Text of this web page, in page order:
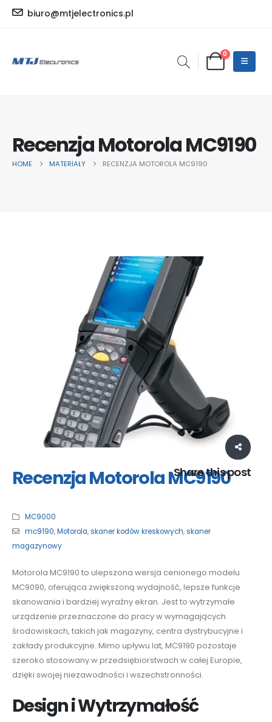
biuro@mtjelectronics.pl
0
Recenzja Motorola MC9190
HOME MATERIAŁY RECENZJA MOTOROLA MC9190
Share this post
Recenzja Motorola MC9190
MC9000
mc9190,Motorola,skaner kodów kreskowych,skaner
magazynowy
Motorola MC9190 to ulepszona wersja cenionego modelu
MC9090, oferująca zwiększoną wydajność, lepsze funkcje
skanowania i bardziej wyraźny ekran. Jest to wytrzymałe
urządzenie przeznaczone do pracy w wymagających
środowiskach, takich jak magazyny, centra dystrybucyjne i
zakłady produkcyjne. Mimo upływu lat, MC9190 pozostaje
szeroko stosowany w przedsiębiorstwach w całej Europie,
dzięki swojej niezawodności i wszechstronności.
Design i Wytrzymałość